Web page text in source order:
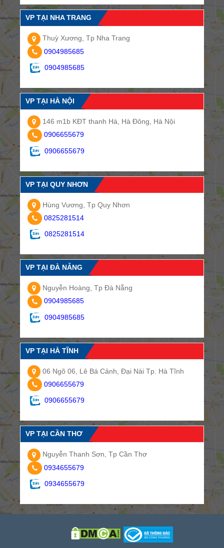
VP TẠI NHA TRANG
Thuỳ Xương, Tp Nha Trang
0904985685
0904985685
VP TẠI HÀ NỘI
146 m1b KĐT thanh Hà, Hà Đông, Hà Nội
0906655679
0906655679
VP TẠI QUY NHƠN
Hùng Vương, Tp Quy Nhơn
0825281514
0825281514
VP TẠI ĐÀ NẴNG
Nguyễn Hoàng, Tp Đà Nẵng
0904985685
0904985685
VP TẠI HÀ TĨNH
06 Ngõ 06, Lê Bá Cảnh, Đại Nài Tp. Hà Tĩnh
0906655679
0906655679
VP TẠI CẦN THƠ
Nguyễn Thanh Sơn, Tp Cần Thơ
0934655679
0934655679